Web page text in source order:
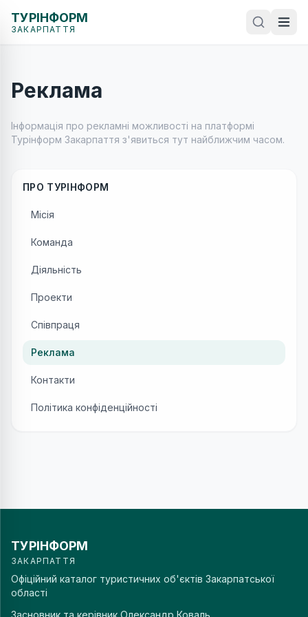
ТУРІНФОРМ
ЗАКАРПАТТЯ
Реклама
Інформація про рекламні можливості на платформі
Турінформ Закарпаття з'явиться тут найближчим часом.
ПРО ТУРІНФОРМ
Місія
Команда
Діяльність
Проекти
Співпраця
Реклама
Контакти
Політика конфіденційності
ТУРІНФОРМ
ЗАКАРПАТТЯ
Офіційний каталог туристичних об'єктів Закарпатської
області
Засновник та керівник Олександр Коваль